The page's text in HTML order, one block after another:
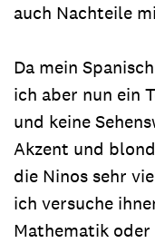
auch Nachteile
Da mein
ich aber nun ein
und keine
Akzent und
die Ninos sehr
ich versuche
Mathematik